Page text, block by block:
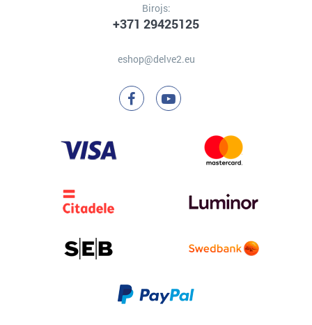
Birojs:
+371 29425125
eshop@delve2.eu